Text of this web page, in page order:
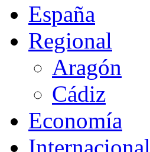
España
Regional
Aragón
Cádiz
Economía
Internacional